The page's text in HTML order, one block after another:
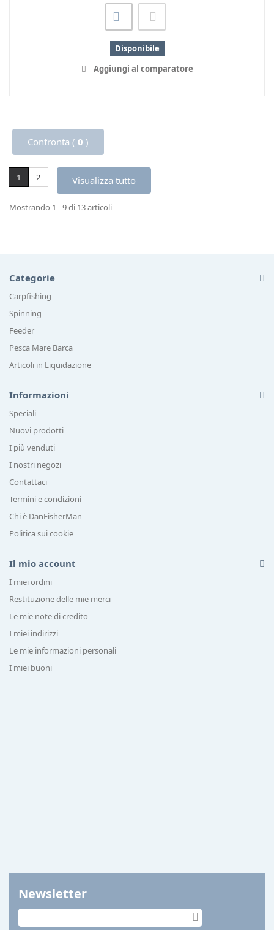
Disponibile
Aggiungi al comparatore
Confronta ( 0 )
Visualizza tutto
1 2
Mostrando 1 - 9 di 13 articoli
Categorie
Carpfishing
Spinning
Feeder
Pesca Mare Barca
Articoli in Liquidazione
Informazioni
Speciali
Nuovi prodotti
I più venduti
I nostri negozi
Contattaci
Termini e condizioni
Chi è DanFisherMan
Politica sui cookie
Il mio account
I miei ordini
Restituzione delle mie merci
Le mie note di credito
I miei indirizzi
Le mie informazioni personali
I miei buoni
Newsletter